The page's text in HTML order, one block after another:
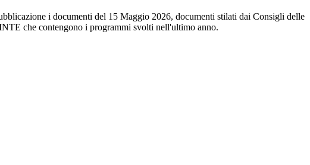
i documenti del 15 Maggio 2026, documenti stilati dai Consigli delle
che contengono i programmi svolti nell'ultimo anno.